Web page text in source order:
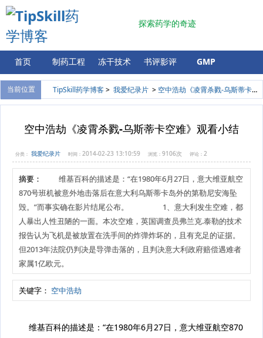
探索药学的奇迹
首页 制药工程 冻干技术 书评影评
GMP
验证
计量 留言板 登录
当前位置 TipSkill药学博客> 我爱纪录片 > 空中浩劫《凌霄杀戮-乌斯蒂卡空难》观看小结
空中浩劫《凌霄杀戮-乌斯蒂卡空难》观看小结
分类： 我爱纪录片 时间： 2014-02-23 13:10:59 浏览： 9106次 评论： 2
摘要：
维基百科的描述是：“在1980年6月27日，意大维亚航空
870号班机被意外地击落后在意大利乌斯蒂卡岛外的第勒尼安海坠
毁。”而事实确在影片结尾公布。 1、意大利发生空难，都
人暴出人性丑陋的一面。本次空难，英国调查员弗兰克.泰勒的技术
报告认为飞机是被放置在洗手间的炸弹炸坏的，且有充足的证据。
但2013年法院仍判决是导弹击落的，且判决意大利政府赔偿遇难者
家属1亿欧元。
关键字： 空中浩劫
维基百科的描述是：“在1980年6月27日，意大维亚航空870